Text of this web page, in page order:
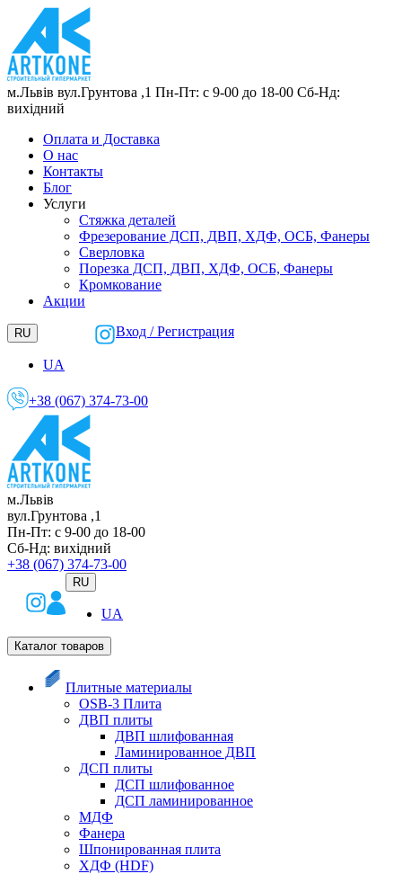
м.Львів вул.Грунтова ,1 Пн-Пт: с 9-00 до 18-00 Сб-Нд:
вихідний
Оплата и Доставка
О нас
Контакты
Блог
Услуги
Стяжка деталей
Фрезерование ДСП, ДВП, ХДФ, ОСБ, Фанеры
Сверловка
Порезка ДСП, ДВП, ХДФ, ОСБ, Фанеры
Кромкование
Акции
RU
UA
Вход / Регистрация
+38 (067) 374-73-00
м.Львів
вул.Грунтова ,1
Пн-Пт: с 9-00 до 18-00
Сб-Нд: вихідний
+38 (067) 374-73-00
RU
UA
Каталог товаров
Плитные материалы
OSB-3 Плита
ДВП плиты
ДВП шлифованная
Ламинированное ДВП
ДСП плиты
ДСП шлифованное
ДСП ламинированное
МДФ
Фанера
Шпонированная плита
ХДФ (HDF)